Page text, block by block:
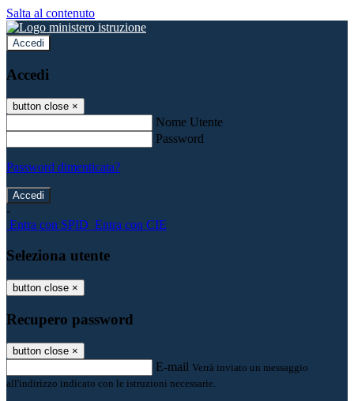
Salta al contenuto
Accedi
Accedi
button close ×
Nome Utente
Password
Password dimenticata?
-
Entra con SPID Entra con CIE
Seleziona utente
button close ×
Recupero password
button close ×
E-mail Verrà inviato un messaggio
all'indirizzo indicato con le istruzioni necessarie.